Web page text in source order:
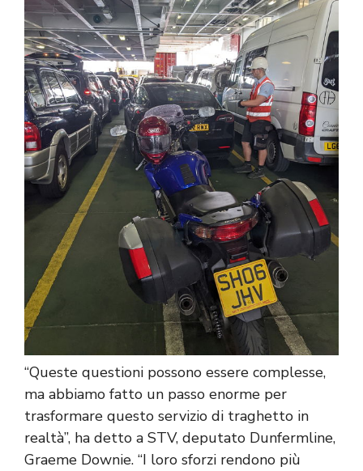
“Queste questioni possono essere complesse,
ma abbiamo fatto un passo enorme per
trasformare questo servizio di traghetto in
realtà”, ha detto a STV, deputato Dunfermline,
Graeme Downie. “I loro sforzi rendono più